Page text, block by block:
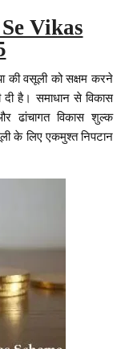
Vikas
की वसूली को सक्षम करने
है। समाधान से विकास
ढांचागत विकास शुल्क
के लिए एकमुश्त निपटान